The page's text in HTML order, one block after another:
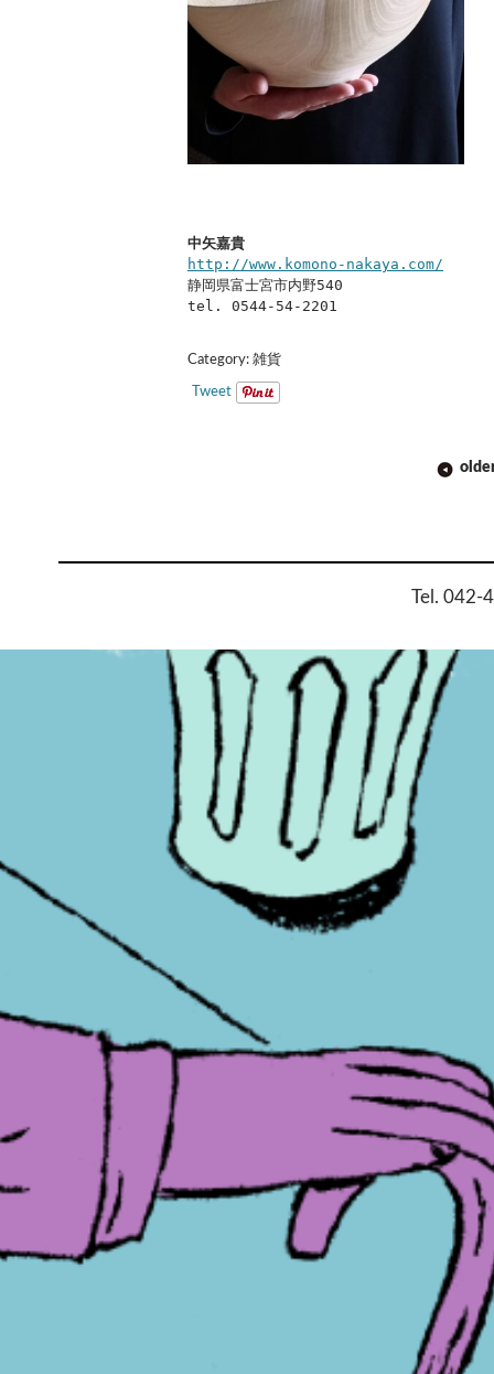
中矢嘉貴
http://www.komono-nakaya.com/
静岡県富士宮市内野540
tel. 0544-54-2201
Category: 雑貨
Tweet
Tel. 042-